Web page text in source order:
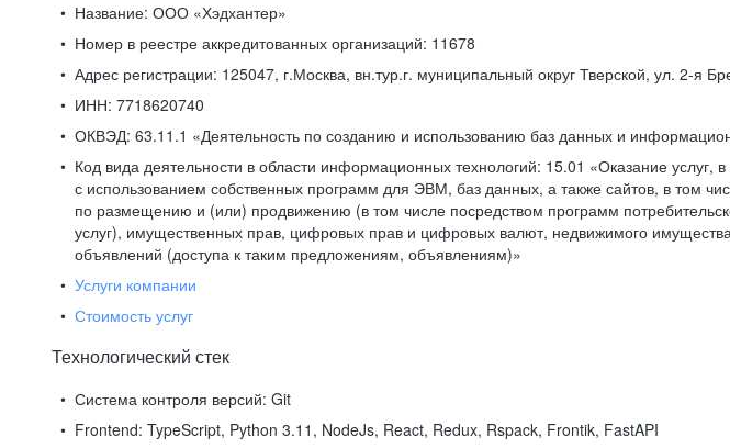
Название: ООО «Хэдхантер»
Номер в реестре аккредитованных организаций: 11678
Адрес регистрации: 125047, г.Москва, вн.тур.г. муниципальный округ Тверской, ул. 2-я
ИНН: 7718620740
ОКВЭД: 63.11.1 «Деятельность по созданию и использованию баз данных и
Код вида деятельности в области информационных технологий: 15.01 «Оказание услуг,
с использованием собственных программ для ЭВМ, баз данных, а также сайтов, в том
по размещению и (или) продвижению (в том числе посредством программ
услуг), имущественных прав, цифровых прав и цифровых валют, недвижимого
объявлений (доступа к таким предложениям, объявлениям)»
Услуги компании
Стоимость услуг
Технологический стек
Система контроля версий: Git
Frontend: TypeScript, Python 3.11, NodeJs, React, Redux, Rspack, Frontik, FastAPI